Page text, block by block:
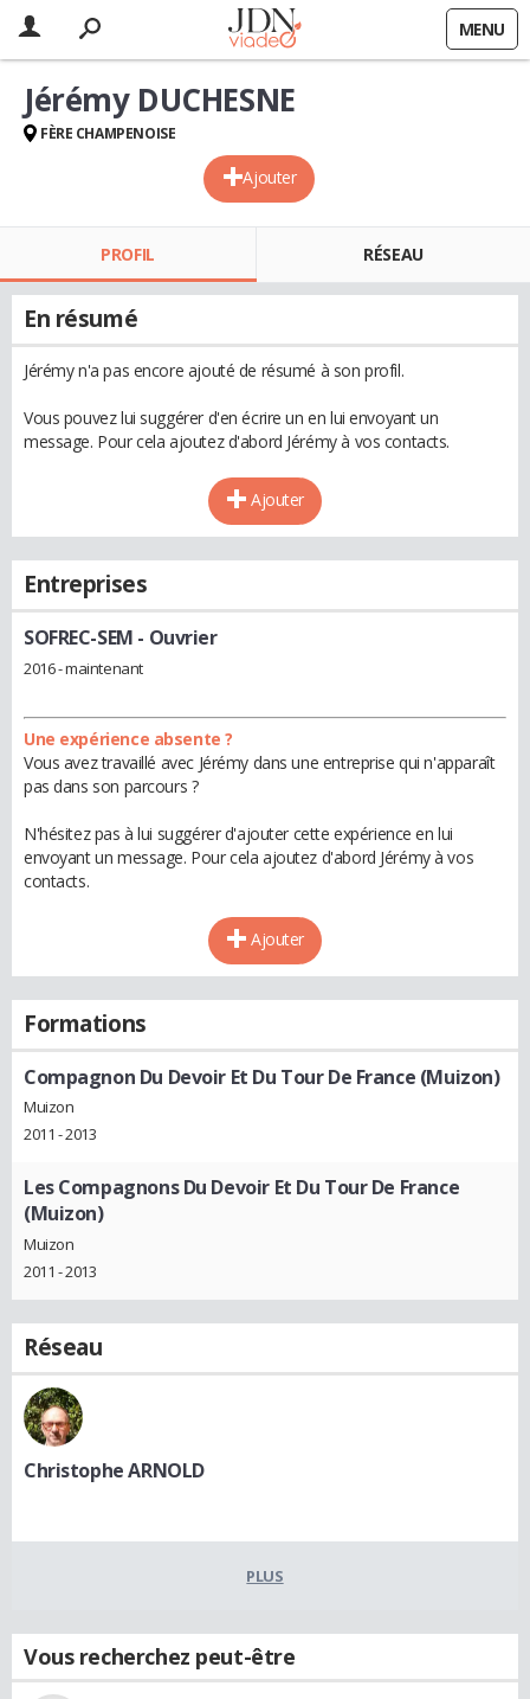
MENU
Ajouter
Jérémy DUCHESNE
FÈRE CHAMPENOISE
PROFIL RÉSEAU
En résumé
Jérémy n'a pas encore ajouté de résumé à son profil.
Vous pouvez lui suggérer d'en écrire un en lui envoyant un
message. Pour cela ajoutez d'abord Jérémy à vos contacts.
Ajouter
Entreprises
SOFREC-SEM - Ouvrier
2016 - maintenant
Une expérience absente ?
Vous avez travaillé avec Jérémy dans une entreprise qui n'apparaît
pas dans son parcours ?
N'hésitez pas à lui suggérer d'ajouter cette expérience en lui
envoyant un message. Pour cela ajoutez d'abord Jérémy à vos
contacts.
Ajouter
Formations
Compagnon Du Devoir Et Du Tour De France (Muizon)
Muizon
2011 - 2013
Les Compagnons Du Devoir Et Du Tour De France
(Muizon)
Muizon
2011 - 2013
Réseau
Christophe ARNOLD
PLUS
Vous recherchez peut-être